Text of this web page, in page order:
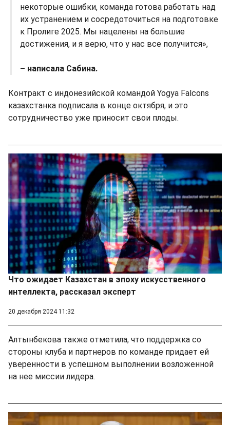
некоторые ошибки, команда готова работать над
их устранением и сосредоточиться на подготовке
к Пролиге 2025. Мы нацелены на большие
достижения, и я верю, что у нас все получится»,
– написала Сабина.
Контракт с индонезийской командой Yogya Falcons
казахстанка подписала в конце октября, и это
сотрудничество уже приносит свои плоды.
Что ожидает Казахстан в эпоху искусственного
интеллекта, рассказал эксперт
20 декабря 2024 11:32
Алтынбекова также отметила, что поддержка со
стороны клуба и партнеров по команде придает ей
уверенности в успешном выполнении возложенной
на нее миссии лидера.